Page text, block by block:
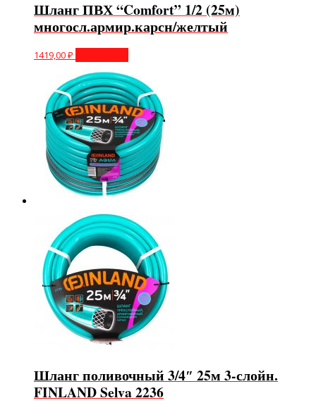
Шланг ПВХ “Comfort” 1/2 (25м)
многосл.армир.карсн/желтый
1419,00₽
Шланг поливочный 3/4″ 25м 3-слойн.
FINLAND Selva 2236